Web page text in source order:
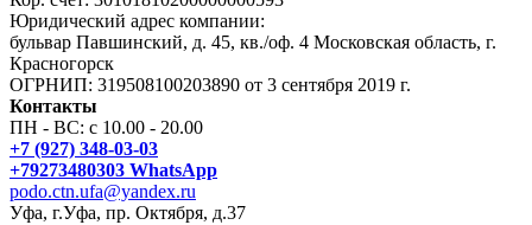
Юридический адрес компании:
бульвар Павшинский, д. 45, кв./оф. 4 Московская область, г.
Красногорск
ОГРНИП: 319508100203890 от 3 сентября 2019 г.
Контакты
ПН - ВС: с 10.00 - 20.00
+7 (927) 348-03-03
+79273480303 WhatsApp
podo.ctn.ufa@yandex.ru
Уфа, г.Уфа, пр. Октября, д.37